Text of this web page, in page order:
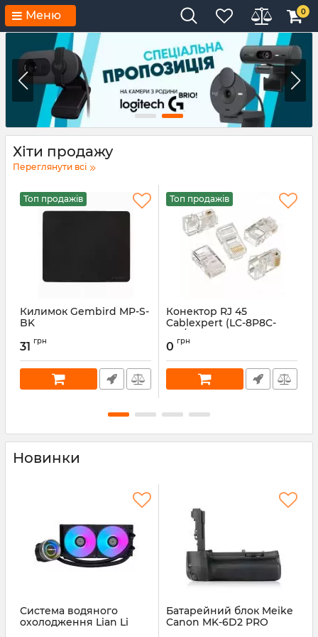
Меню 0
Хіти продажу
Переглянути всі
Топ продажів
Килимок Gembird MP-S-
BK
31 грн
Топ продажів
Конектор RJ 45
Cablexpert (LC-8P8C-
001/100) 8P8C, із
позолоченими
Артикул: LC-8P8C-001/100
0 грн
Новинки
Система водяного
охолодження Lian Li
Батарейний блок Meike
Canon MK-6D2 PRO